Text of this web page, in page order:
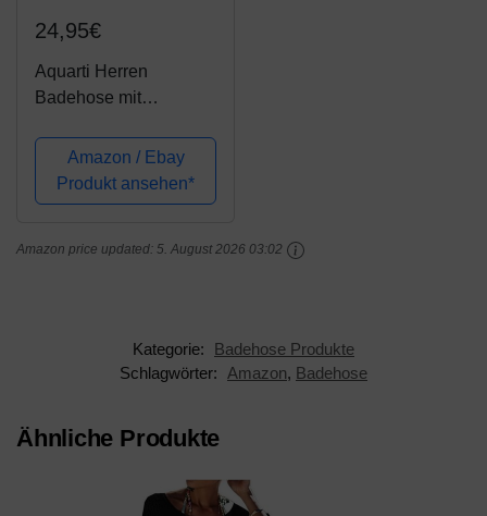
24,95€
Aquarti Herren
Badehose mit
Gummibund, Farbe:
Schwarz/Ecru, Größe:
7XL
Amazon / Ebay
Produkt ansehen*
Amazon price updated: 5. August 2026 03:02
Kategorie:
Badehose Produkte
Schlagwörter:
Amazon, Badehose
Ähnliche Produkte